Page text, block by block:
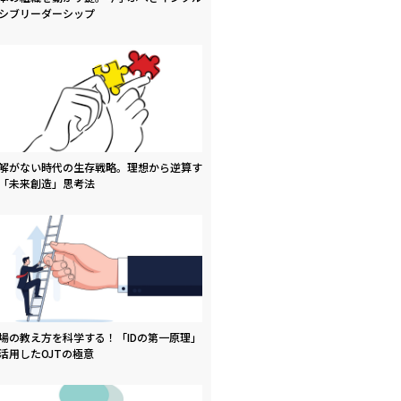
ブリーダーシップ
がない時代の生存戦略。理想から逆算す
未来創造」思考法
の教え方を科学する！「IDの第一原理」
用したOJTの極意